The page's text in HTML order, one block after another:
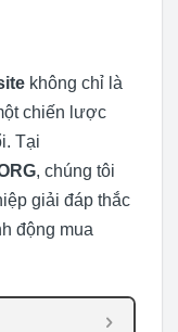
không chỉ là
chiến lược
Tại
, chúng tôi
giải đáp thắc
động mua